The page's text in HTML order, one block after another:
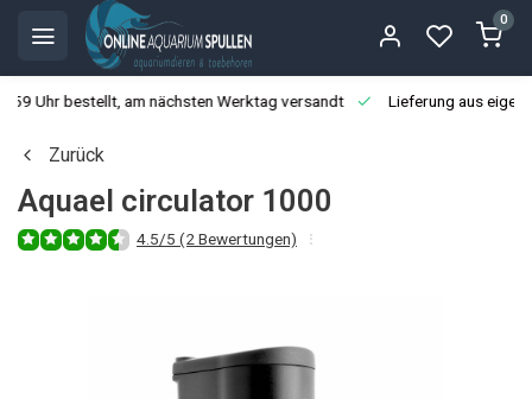
0
Uhr bestellt, am nächsten Werktag versandt Lieferung aus
Zurück
Aquael circulator 1000
4.5/5 (2 Bewertungen)